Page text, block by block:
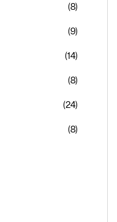
(8)
(9)
(14)
(8)
(24)
(8)